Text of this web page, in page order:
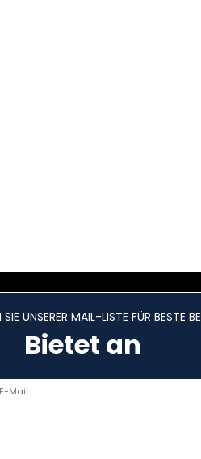
SIE UNSERER MAIL-LISTE FÜR BESTE
Bietet an